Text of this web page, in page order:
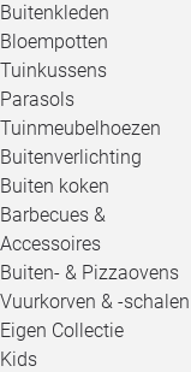
Buitenkleden
Bloempotten
Tuinkussens
Parasols
Tuinmeubelhoezen
Buitenverlichting
Buiten koken
Barbecues &
Accessoires
Buiten- & Pizzaovens
Vuurkorven & -schalen
Eigen Collectie
Kids